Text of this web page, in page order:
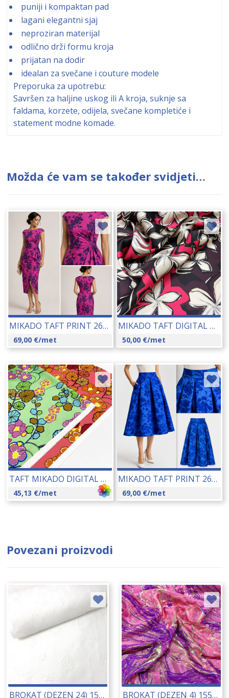
puniji i kompaktan pad
lagani elegantni sjaj
neproziran materijal
odlično drži formu kroja
prijatan na dodir
idealan za svečane i couture modele
Preporuka za upotrebu:
Savršen za haljine uskog ili A kroja, suknje sa
faldama, korzete, odijela, svečane kompletiće i
statement modne komade.
Možda će vam se također svidjeti…
MIKADO TAFT PRINT 26080-46537-6
69,00 €/met
MIKADO TAFT DIGITAL PRINT (G48515) 145 CM 22247
50,00 €/met
TAFT MIKADO DIGITAL PRINT (93551) 145 CM 22072
45,13 €/met
MIKADO TAFT PRINT 26080-46358-2
69,00 €/met
Povezani proizvodi
BROKAT (DEZEN 24) 150 CM 23145 BROKAT (DEZEN 4) 155 CM 23145